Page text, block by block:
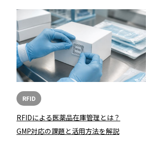
RFID
RFIDによる医薬品在庫管理とは？
GMP対応の課題と活用方法を解説